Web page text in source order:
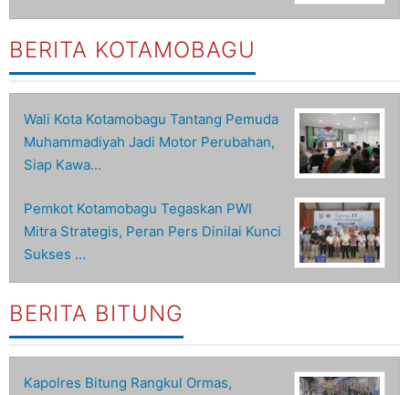
BERITA KOTAMOBAGU
Wali Kota Kotamobagu Tantang Pemuda
Muhammadiyah Jadi Motor Perubahan,
Siap Kawa…
Pemkot Kotamobagu Tegaskan PWI
Mitra Strategis, Peran Pers Dinilai Kunci
Sukses …
BERITA BITUNG
Kapolres Bitung Rangkul Ormas,